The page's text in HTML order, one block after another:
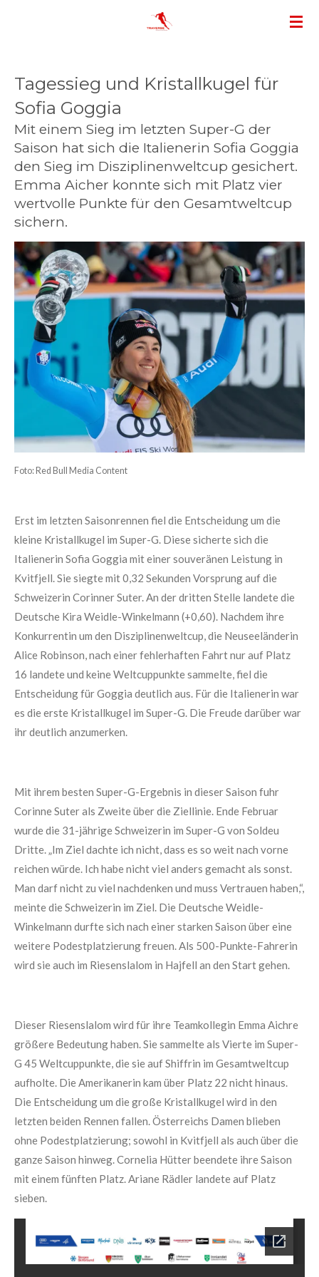
Tagessieg und Kristallkugel für
Sofia Goggia
Mit einem Sieg im letzten Super-G der
Saison hat sich die Italienerin Sofia Goggia
den Sieg im Disziplinenweltcup gesichert.
Emma Aicher konnte sich mit Platz vier
wertvolle Punkte für den Gesamtweltcup
sichern.
Foto: Red Bull Media Content
Erst im letzten Saisonrennen fiel die Entscheidung um die
kleine Kristallkugel im Super-G. Diese sicherte sich die
Italienerin Sofia Goggia mit einer souveränen Leistung in
Kvitfjell. Sie siegte mit 0,32 Sekunden Vorsprung auf die
Schweizerin Corinner Suter. An der dritten Stelle landete die
Deutsche Kira Weidle-Winkelmann (+0,60). Nachdem ihre
Konkurrentin um den Disziplinenweltcup, die Neuseeländerin
Alice Robinson, nach einer fehlerhaften Fahrt nur auf Platz
16 landete und keine Weltcuppunkte sammelte, fiel die
Entscheidung für Goggia deutlich aus. Für die Italienerin war
es die erste Kristallkugel im Super-G. Die Freude darüber war
ihr deutlich anzumerken.
Mit ihrem besten Super-G-Ergebnis in dieser Saison fuhr
Corinne Suter als Zweite über die Ziellinie. Ende Februar
wurde die 31-jährige Schweizerin im Super-G von Soldeu
Dritte. „Im Ziel dachte ich nicht, dass es so weit nach vorne
reichen würde. Ich habe nicht viel anders gemacht als sonst.
Man darf nicht zu viel nachdenken und muss Vertrauen haben,“,
meinte die Schweizerin im Ziel. Die Deutsche Weidle-
Winkelmann durfte sich nach einer starken Saison über eine
weitere Podestplatzierung freuen. Als 500-Punkte-Fahrerin
wird sie auch im Riesenslalom in Hajfell an den Start gehen.
Dieser Riesenslalom wird für ihre Teamkollegin Emma Aichre
größere Bedeutung haben. Sie sammelte als Vierte im Super-
G 45 Weltcuppunkte, die sie auf Shiffrin im Gesamtweltcup
aufholte. Die Amerikanerin kam über Platz 22 nicht hinaus.
Die Entscheidung um die große Kristallkugel wird in den
letzten beiden Rennen fallen. Österreichs Damen blieben
ohne Podestplatzierung; sowohl in Kvitfjell als auch über die
ganze Saison hinweg. Cornelia Hütter beendete ihre Saison
mit einem fünften Platz. Ariane Rädler landete auf Platz
sieben.